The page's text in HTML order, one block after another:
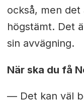
också, men
högstämt. Det
sin avvägning.
När ska du få
— Det kan väl